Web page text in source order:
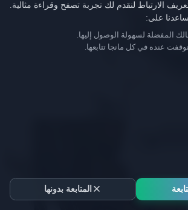
الارتباط لنقدم لك تجربة تصفح وقراءة مثالية.
على:
المفضلة لسهولة الوصول إليها.
عنده في كل مانجا تتابعها.
المتابعة بدونها